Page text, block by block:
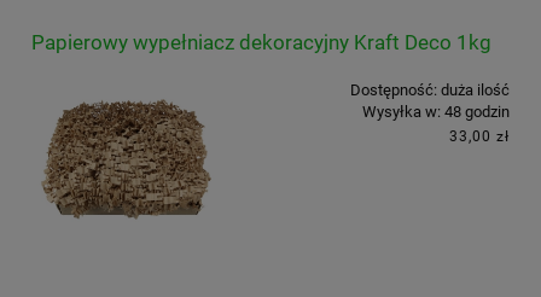
Papierowy wypełniacz dekoracyjny Kraft Deco 1kg
Dostępność: duża ilość
Wysyłka w: 48 godzin
33,00 zł